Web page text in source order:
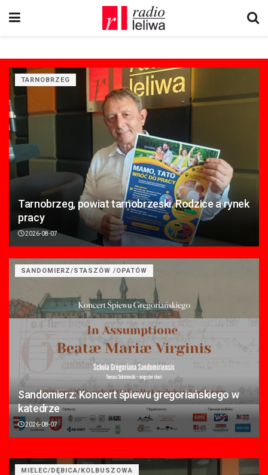
TARNOBRZEG
Tarnobrzeg, powiat tarnobrzeski. Rodzice a rynek
pracy
2026-08-07
SANDOMIERZ/STASZÓW /OPATÓW
Sandomierz: Koncert śpiewu gregoriańskiego w
katedrze
2026-08-07
MIELEC/DĘBICA/KOLBUSZOWA